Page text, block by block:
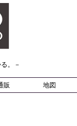
。－
販 地図